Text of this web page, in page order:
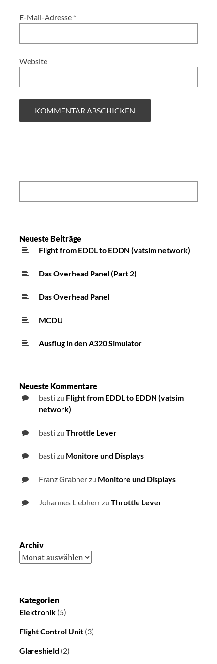
E-Mail-Adresse *
Website
Neueste Beiträge
Flight from EDDL to EDDN (vatsim network)
Das Overhead Panel (Part 2)
Das Overhead Panel
MCDU
Ausflug in den A320 Simulator
Neueste Kommentare
basti zu Flight from EDDL to EDDN (vatsim
network)
basti zu Throttle Lever
basti zu Monitore und Displays
Franz Grabnerzu Monitore und Displays
Johannes Liebherrzu Throttle Lever
Archiv
Archiv
Kategorien
Elektronik (5)
Flight Control Unit (3)
Glareshield (2)